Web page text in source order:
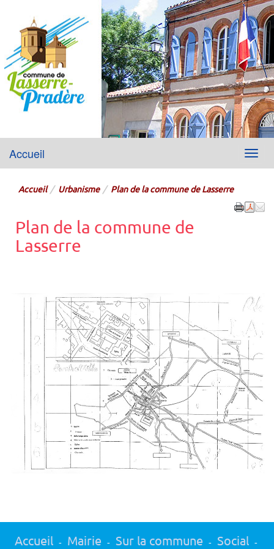
Lasserre-Pradère
Site officiel de la mairie
Menu
Accueil
Accueil Urbanisme Plan de la commune de Lasserre
Plan de la commune de
Lasserre
Accueil - Mairie - Sur la commune - Social -